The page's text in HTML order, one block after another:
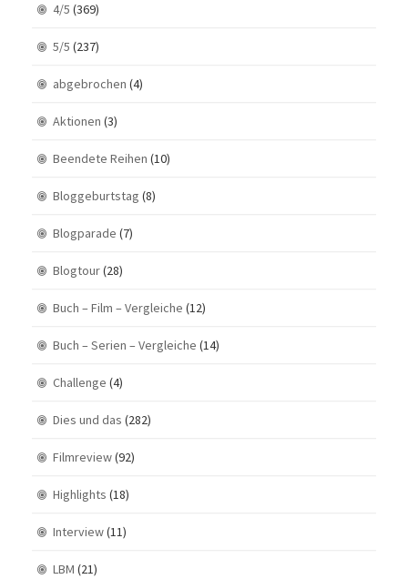
4/5 (369)
5/5 (237)
abgebrochen (4)
Aktionen (3)
Beendete Reihen (10)
Bloggeburtstag (8)
Blogparade (7)
Blogtour(28)
Buch – Film – Vergleiche (12)
Buch – Serien – Vergleiche (14)
Challenge (4)
Dies und das (282)
Filmreview(92)
Highlights (18)
Interview(11)
LBM (21)